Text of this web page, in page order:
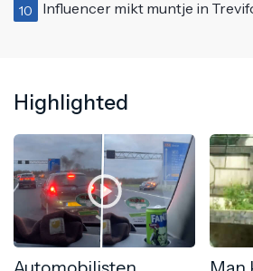
10 Influencer mikt muntje in Trevifontein, maar
Highlighted